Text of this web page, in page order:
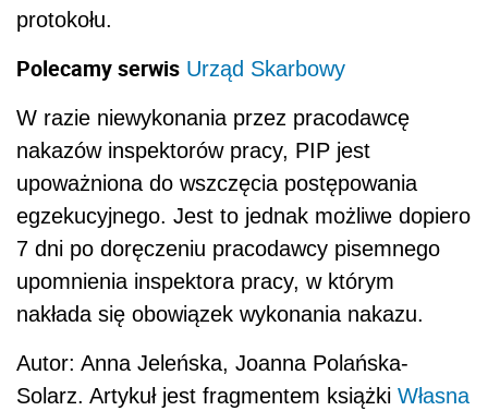
protokołu.
Polecamy serwis Urząd Skarbowy
W razie niewykonania przez pracodawcę
nakazów inspektorów pracy, PIP jest
upoważniona do wszczęcia postępowania
egzekucyjnego. Jest to jednak możliwe dopiero
7 dni po doręczeniu pracodawcy pisemnego
upomnienia inspektora pracy, w którym
nakłada się obowiązek wykonania nakazu.
Autor: Anna Jeleńska, Joanna Polańska-
Solarz. Artykuł jest fragmentem książki Własna